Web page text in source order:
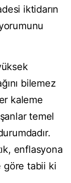
iktidarın
bilemez
kaleme
temel
enflasyona
göre tabii ki